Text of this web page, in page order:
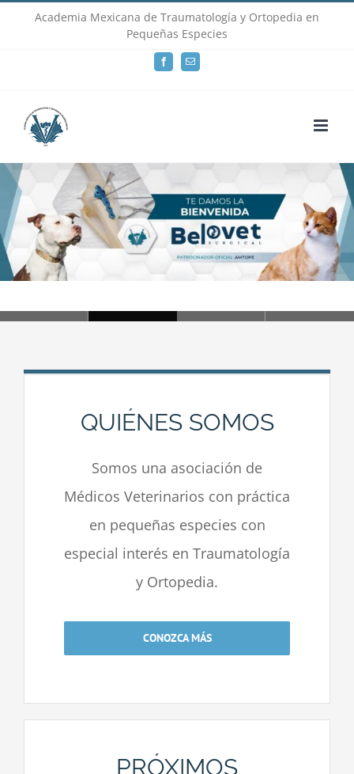
Academia Mexicana de Traumatología y Ortopedia en
Pequeñas Especies
FacebookEmail
Loading...
QUIÉNES SOMOS
Somos una asociación de
Médicos Veterinarios con práctica
en pequeñas especies con
especial interés en Traumatología
y Ortopedia.
CONOZCA MÁS
PRÓXIMOS